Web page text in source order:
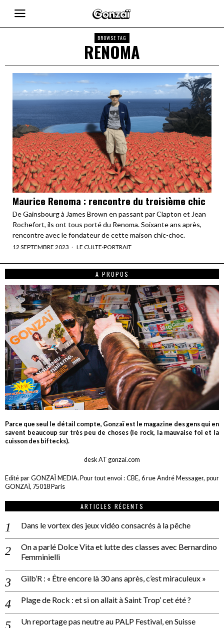
BROWSE TAG
RENOMA
Maurice Renoma : rencontre du troisième chic
De Gainsbourg à James Brown en passant par Clapton et Jean
Rochefort, ils ont tous porté du Renoma. Soixante ans après,
rencontre avec le fondateur de cette maison chic-choc.
12 SEPTEMBRE 2023 LE CULTE·PORTRAIT
A PROPOS
Parce que seul le détail compte, Gonzaï est le magazine des gens qui en
savent beaucoup sur très peu de choses (le rock, la mauvaise foi et la
cuisson des biftecks).
desk AT gonzai.com
Edité par GONZAÏ MEDIA. Pour tout envoi : CBE, 6 rue André Messager, pour
GONZAÏ, 75018 Paris
ARTICLES RÉCENTS
Dans le vortex des jeux vidéo consacrés à la pêche
On a parlé Dolce Vita et lutte des classes avec Bernardino
Femminielli
Gilb’R : « Être encore là 30 ans après, c’est miraculeux »
Plage de Rock : et si on allait à Saint Trop’ cet été ?
Un reportage pas neutre au PALP Festival, en Suisse